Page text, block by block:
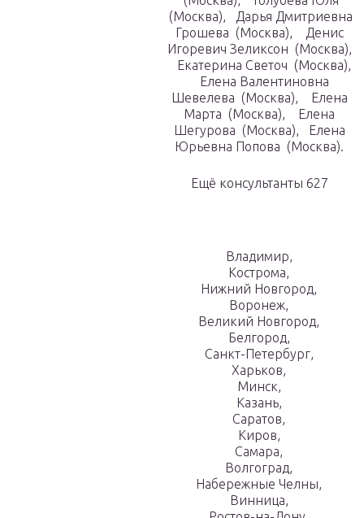
(Москва), Дарья Дмитриевна
Грошева (Москва), Денис
Игоревич Зеликсон (Москва),
Екатерина Светоч (Москва),
Елена Валентиновна
Шевелева (Москва), Елена
Марта (Москва), Елена
Шегурова (Москва), Елена
Юрьевна Попова (Москва).
Ещё консультанты 627
Владимир,
Кострома,
Нижний Новгород,
Воронеж,
Великий Новгород,
Белгород,
Санкт-Петербург,
Харьков,
Минск,
Казань,
Саратов,
Киров,
Самара,
Волгоград,
Набережные Челны,
Винница,